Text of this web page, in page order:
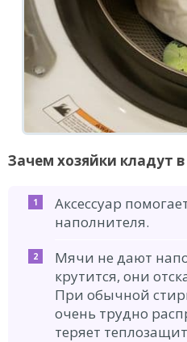
Зачем хозяйки кладут
Аксессуар
наполнителя.
Мячи не дают
крутится, они
При обычной
очень трудно
теряет